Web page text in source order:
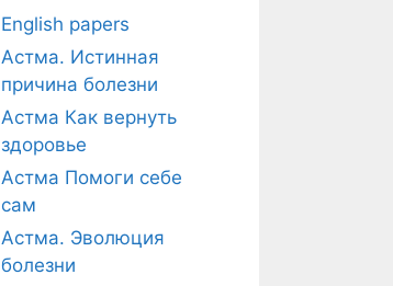
English papers
Астма. Истинная
причина болезни
Астма Как вернуть
здоровье
Астма Помоги себе
сам
Астма. Эволюция
болезни